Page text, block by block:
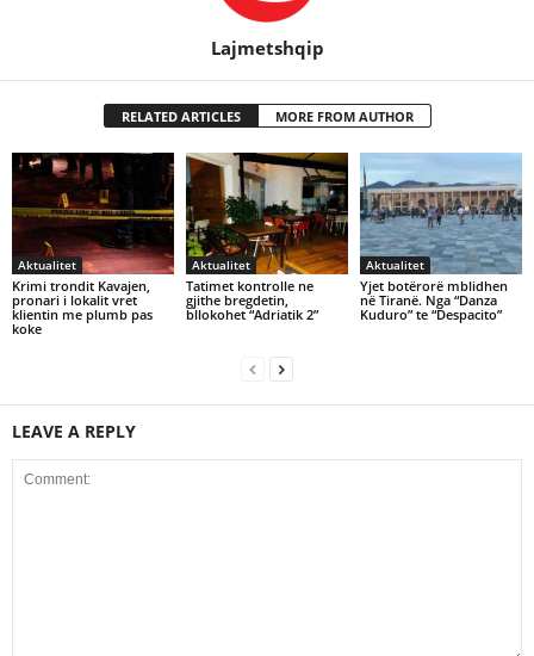
Lajmetshqip
RELATED ARTICLES MORE FROM AUTHOR
Aktualitet
Krimi trondit Kavajen,
pronari i lokalit vret
klientin me plumb pas
koke
Aktualitet
Tatimet kontrolle ne
gjithe bregdetin,
bllokohet “Adriatik 2”
Aktualitet
Yjet botërorë mblidhen
në Tiranë. Nga “Danza
Kuduro” te “Despacito”
LEAVE A REPLY